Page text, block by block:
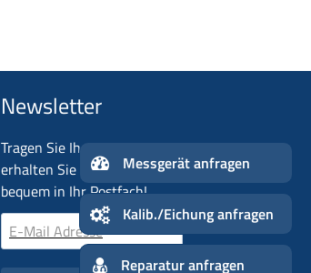
Newsletter
Tragen Sie Ihre E-Mail-Adresse ein und
erhalten Sie aktuelle Neuigkeiten ganz
bequem in Ihr Postfach!
Kalib./
Reparatur anfragen